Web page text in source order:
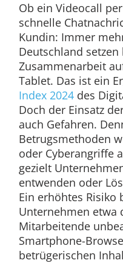
Ob ein Videocall
schnelle
Kundin: Immer
Deutschland
Zusammenarbeit
Tablet. Das ist ein
Index 2024des
Doch der Einsatz
auch Gefahren.
Betrugsmethoden
oder Cyberangriffe
gezielt
entwenden oder
Ein erhöhtes Risiko
Unternehmen etwa
Mitarbeitende
Smartphone-
betrügerischen